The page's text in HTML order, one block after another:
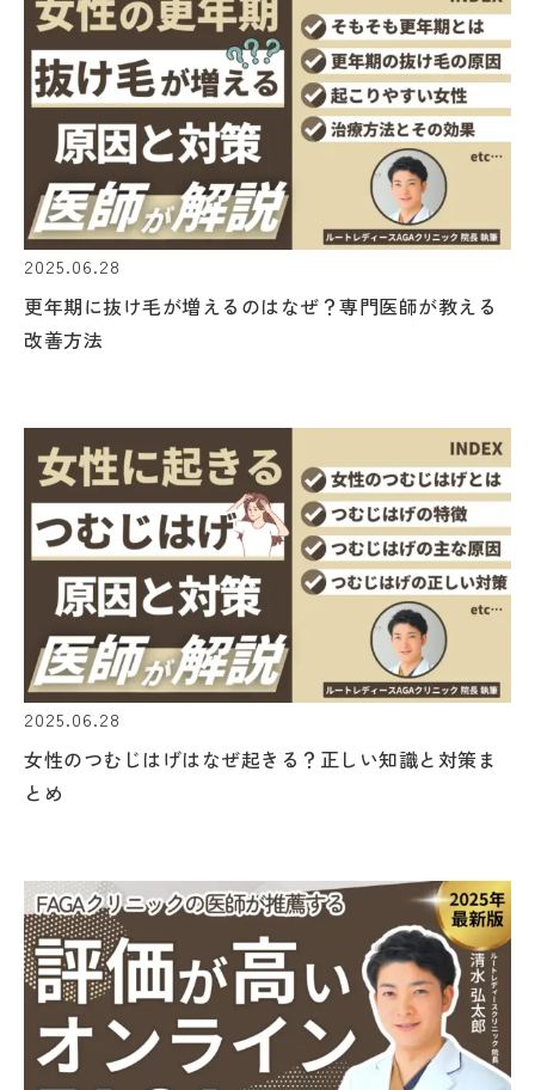
2025.06.28
更年期に抜け毛が増えるのはなぜ？専門医師が教える
改善方法
2025.06.28
女性のつむじはげはなぜ起きる？正しい知識と対策ま
とめ